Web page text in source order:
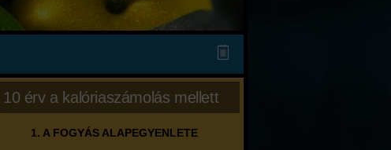
10 érv a kalóriaszámolás mellett
1. A FOGYÁS ALAPEGYENLETE